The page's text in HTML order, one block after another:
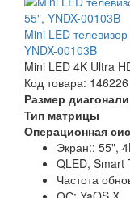
Mini LED
YNDX-00103B
Mini LED 4K Ultra
Код товара: 146226
Размер диагонали
Тип матрицы
Операционная
Экран:: 55",
QLED, Smart
Частота